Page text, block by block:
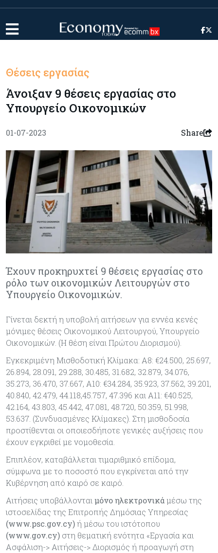
Θέσεις εργασίας
Άνοιξαν 9 θέσεις εργασίας στο
Υπουργείο Οικονομικών
01-07-2023 Share
Έχουν προκηρυχτεί 9 θέσεις εργασίας στο
ρόλο των οικονομικών Λειτουργών στο
Υπουργείο Οικονομικών.
Γίνεται δεκτή η υποβολή αιτήσεων για εννέα κενές
μόνιμες θέσεις Οικονομικού Λειτουργού, Υπουργείο
Οικονομικών. (Η θέση είναι Πρώτου Διορισμού).
Εγκεκριμένη Μισθοδοτική Κλίμακα: Α8: €24.500, 25.697,
26.894, 28.091, 29.288, 30.485, 31.682, 32.879, 34.076,
35.273, 36.470, 37.667, Α10: €34.284, 35.923, 37.562, 39.201,
40.840, 42.479, 44.118,45.757, 47.396 και Α11: €40.525,
42.164, 43.803, 45.442, 47.081, 48.720, 50.359, 51.998,
53.637. (Συνδυασμένες Κλίμακες). Στη μισθοδοσία
προστίθενται οι οποιεσδήποτε γενικές αυξήσεις που
έχουν εγκριθεί με νομοθεσία.
Επιπλέον, καταβάλλεται τιμαριθμικό επίδομα,
σύμφωνα με το ποσοστό που εγκρίνεται από την
Κυβέρνηση από καιρό σε καιρό.
Αιτήσεις υποβάλλονται μόνο ηλεκτρονικάμέσω της
ιστοσελίδας της Επιτροπής Δημόσιας Υπηρεσίας
(www.psc.gov.cy)ή μέσω του ιστότοπου
(www.gov.cy) στη θεματική ενότητα «Εργασία και
Ασφάλιση-> Αιτήσεις-> Διορισμός ή προαγωγή στη